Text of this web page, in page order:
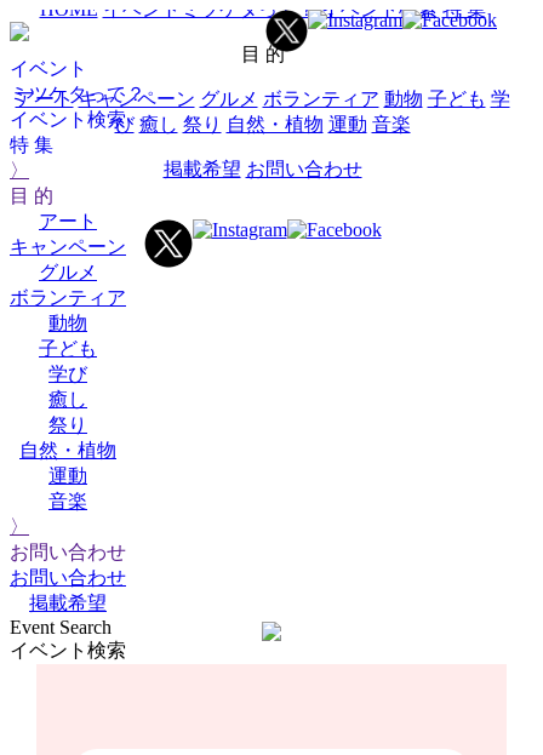
イベント
ミツケタって？
イベント検索
特 集
〉
目 的
アート
キャンペーン
グルメ
ボランティア
動物
子ども
学び
癒し
祭り
自然・植物
運動
音楽
〉
お問い合わせ
お問い合わせ
掲載希望
HOME イベントミツケタって？ イベント検索 特 集
目 的
アート キャンペーン グルメ ボランティア 動物 子ども 学
び 癒し 祭り 自然・植物 運動 音楽
掲載希望 お問い合わせ
Event Search
イベント検索